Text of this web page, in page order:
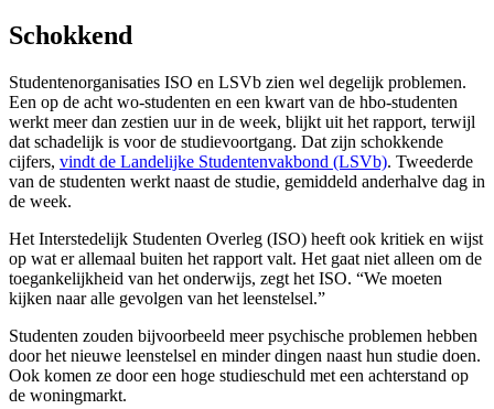
Schokkend
Studentenorganisaties ISO en LSVb zien wel degelijk problemen.
Een op de acht wo-studenten en een kwart van de hbo-studenten
werkt meer dan zestien uur in de week, blijkt uit het rapport, terwijl
dat schadelijk is voor de studievoortgang. Dat zijn schokkende
cijfers, vindt de Landelijke Studentenvakbond (LSVb). Tweederde
van de studenten werkt naast de studie, gemiddeld anderhalve dag in
de week.
Het Interstedelijk Studenten Overleg (ISO) heeft ook kritiek en wijst
op wat er allemaal buiten het rapport valt. Het gaat niet alleen om de
toegankelijkheid van het onderwijs, zegt het ISO. “We moeten
kijken naar alle gevolgen van het leenstelsel.”
Studenten zouden bijvoorbeeld meer psychische problemen hebben
door het nieuwe leenstelsel en minder dingen naast hun studie doen.
Ook komen ze door een hoge studieschuld met een achterstand op
de woningmarkt.